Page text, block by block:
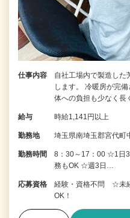
仕事内容
自社工場内で製造した
します。 冷暖房が完
体への負担も少なく
給与 時給1,141円以上
勤務地 埼玉県南埼玉郡宮代町
勤務時間
8：30～17：00 ☆1日
務もOK ☆週3日…
応募資格
経験・資格不問 ☆未
OK！